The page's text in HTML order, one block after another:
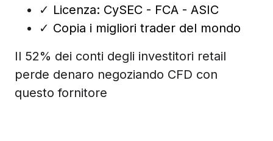
✓ Licenza: CySEC - FCA - ASIC
✓ Copia i migliori trader del mondo
Il 52% dei conti degli investitori retail
perde denaro negoziando CFD con
questo fornitore